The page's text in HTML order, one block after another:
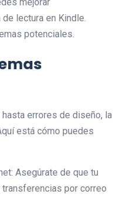
lectura en Kindle.
potenciales.
errores de diseño, la
está cómo puedes
Asegúrate de que tu
por correo